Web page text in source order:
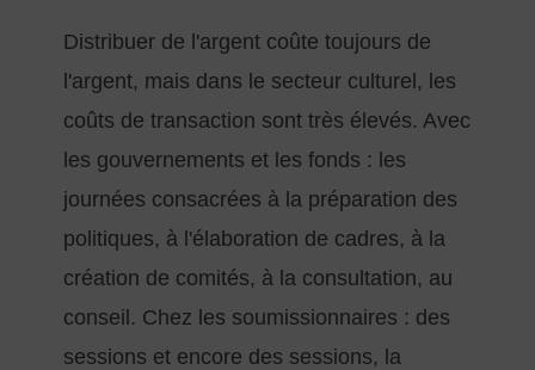
Distribuer de l'argent coûte toujours de
l'argent, mais dans le secteur culturel, les
coûts de transaction sont très élevés. Avec
les gouvernements et les fonds : les
journées consacrées à la préparation des
politiques, à l'élaboration de cadres, à la
création de comités, à la consultation, au
conseil. Chez les soumissionnaires : des
sessions et encore des sessions, la